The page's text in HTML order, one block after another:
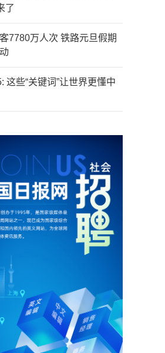
了
7780万人次 铁路元旦假期
这些“关键词”让世界更懂中